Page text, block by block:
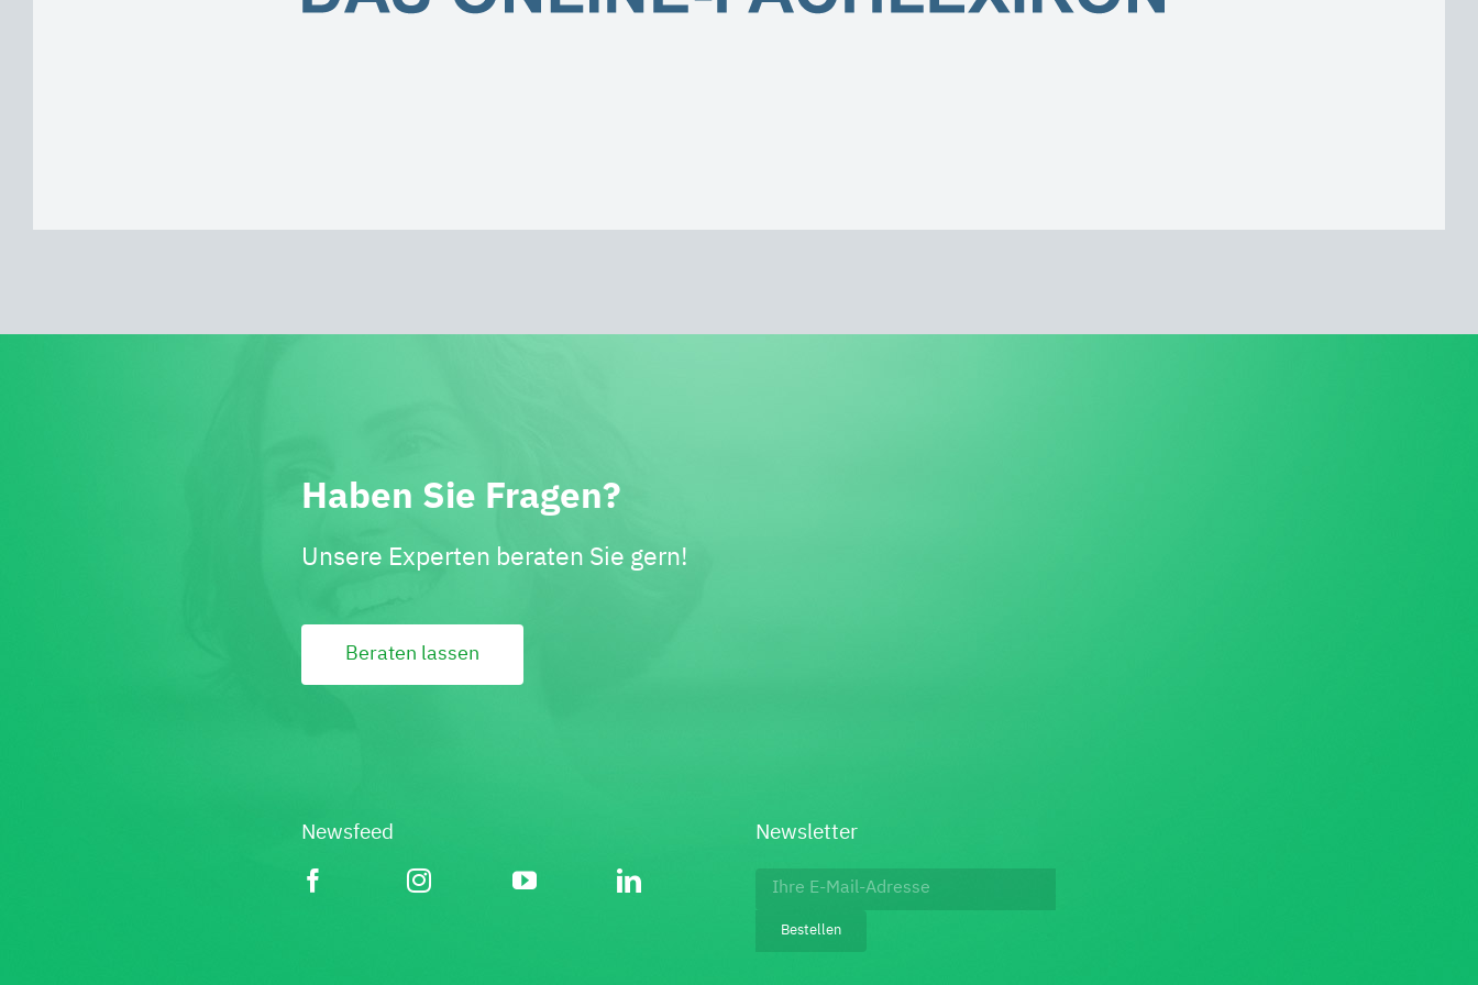
Haben Sie Fragen?
Unsere Experten beraten Sie gern!
Beraten lassen
Newsfeed Newsletter
Footer:
bestellen
Bestellen